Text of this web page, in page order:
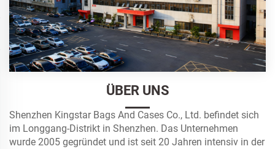
ÜBER UNS
Shenzhen Kingstar Bags And Cases Co., Ltd. befindet sich
im Longgang-Distrikt in Shenzhen. Das Unternehmen
wurde 2005 gegründet und ist seit 20 Jahren intensiv in der